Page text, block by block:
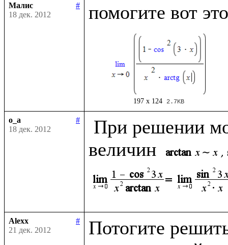
Малис
#
18 дек. 2012
197 x 124 2.7KB
o_a
#
18 дек. 2012
величин
Alexx
#
21 дек. 2012
Потогите